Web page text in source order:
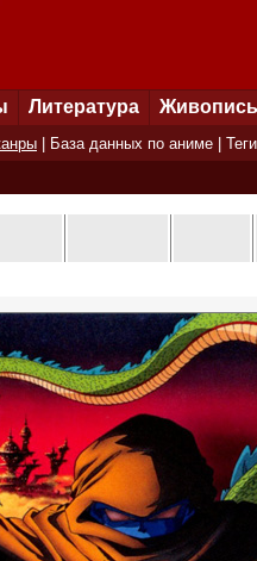
Литература Живопись
База данных по аниме Теги